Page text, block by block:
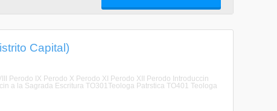
Capital)
Perodo IX Perodo X Perodo XI Perodo XII Perodo Introduccin
a la Sagrada Escritura TO301Teologa Patrstica TO401 Teologa